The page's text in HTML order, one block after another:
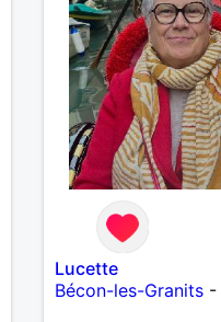
Lucette
Bécon-les-Granits-